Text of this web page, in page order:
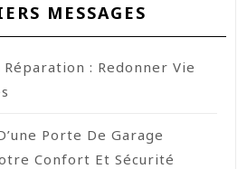
MESSAGES
: Redonner Vie
Porte De Garage
Confort Et Sécurité